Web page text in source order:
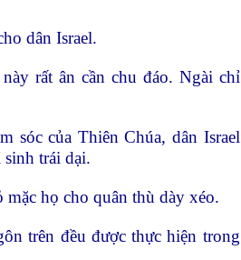
dân Israel.
rất ân cần chu đáo. Ngài chỉ
sóc của Thiên Chúa, dân Israel
trái dại.
họ cho quân thù dày xéo.
trên đều được thực hiện trong